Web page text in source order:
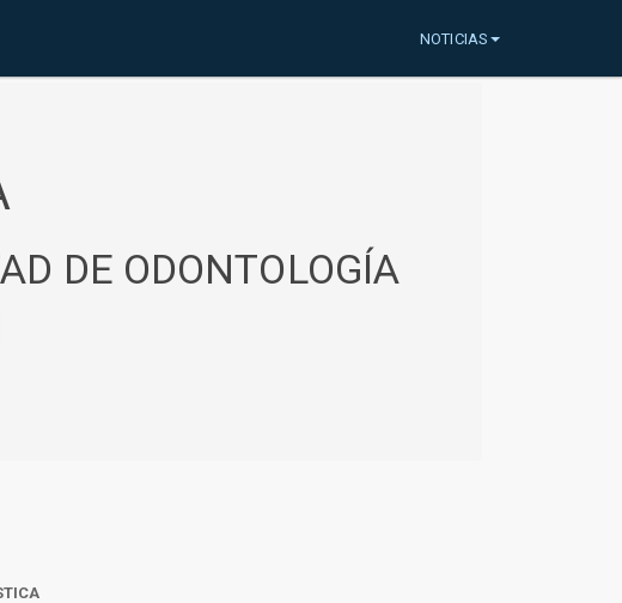
NOTICIAS
DE ODONTOLOGÍA